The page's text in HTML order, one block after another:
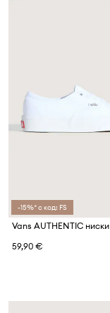
-15%* с код: FS
59,90 €